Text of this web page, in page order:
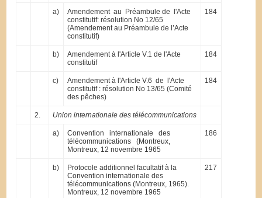
a)
Amendement au Préambule de l'Acte
constitutif: résolution No 12/65
(Amendement au Préambule de l’Acte
constitutif)
184
b)
Amendement à l'Article V.1 de l'Acte
constitutif
184
c)
Amendement à l'Article V.6 de l'Acte
constitutif : résolution No 13/65 (Comité
des pêches)
184
2. Union internationale des télécommunications
a)
Convention internationale des
télécommunications (Montreux,
Montreux, 12 novembre 1965
186
b)
Protocole additionnel facultatif à la
Convention internationale des
télécommunications (Montreux, 1965).
Montreux, 12 novembre 1965
217